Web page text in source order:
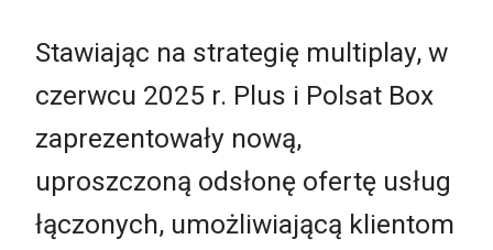
Stawiając na strategię multiplay, w
czerwcu 2025 r. Plus i Polsat Box
zaprezentowały nową,
uproszczoną odsłonę ofertę usług
łączonych, umożliwiającą klientom